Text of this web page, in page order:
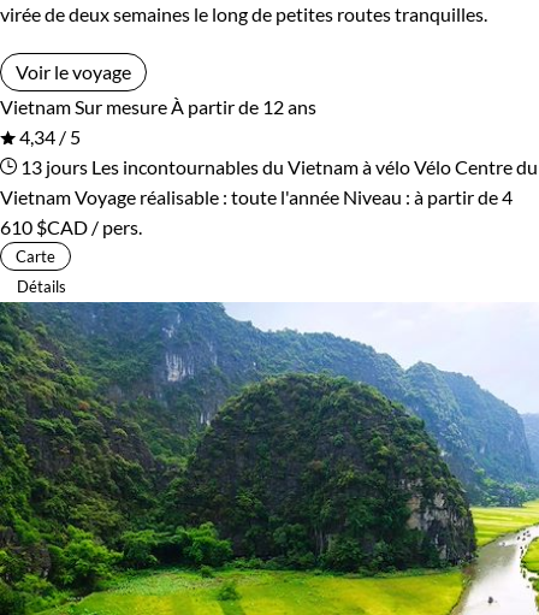
virée de deux semaines le long de petites routes tranquilles.
Voir le voyage
Vietnam Sur mesure À partir de 12 ans
4,34 / 5
13 jours Les incontournables du Vietnam à véloVélo Centre du
VietnamVoyage réalisable : toute l'année Niveau : à partir de4
610 $CAD / pers.
Carte
Détails